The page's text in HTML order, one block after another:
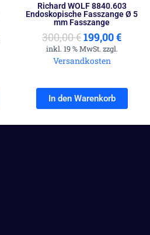
Richard WOLF 8840.603
Endoskopische Fasszange Ø 5
mm Fasszange
300,00€199,00€
inkl. 19 % MwSt. zzgl.
Versandkosten
In den Warenkorb